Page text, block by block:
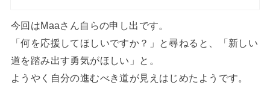
今回はMaaさん自らの申し出です。
「何を応援してほしいですか？」と尋ねると、「新しい
道を踏み出す勇気がほしい」と。
ようやく自分の進むべき道が見えはじめたようです。